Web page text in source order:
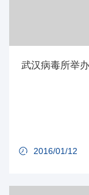
武汉病毒所举
2016/01/12